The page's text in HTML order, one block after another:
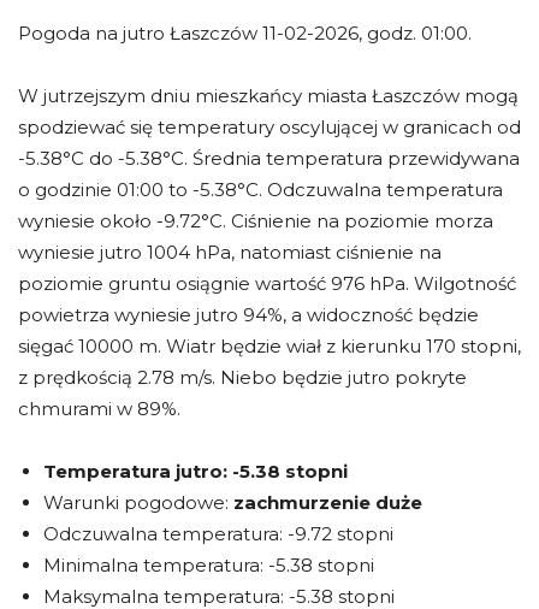
Pogoda na jutro Łaszczów 11-02-2026, godz. 01:00.
W jutrzejszym dniu mieszkańcy miasta Łaszczów mogą
spodziewać się temperatury oscylującej w granicach od
-5.38°C do -5.38°C. Średnia temperatura przewidywana
o godzinie 01:00 to -5.38°C. Odczuwalna temperatura
wyniesie około -9.72°C. Ciśnienie na poziomie morza
wyniesie jutro 1004 hPa, natomiast ciśnienie na
poziomie gruntu osiągnie wartość 976 hPa. Wilgotność
powietrza wyniesie jutro 94%, a widoczność będzie
sięgać 10000 m. Wiatr będzie wiał z kierunku 170 stopni,
z prędkością 2.78 m/s. Niebo będzie jutro pokryte
chmurami w 89%.
Temperatura jutro: -5.38 stopni
Warunki pogodowe: zachmurzenie duże
Odczuwalna temperatura: -9.72 stopni
Minimalna temperatura: -5.38 stopni
Maksymalna temperatura: -5.38 stopni